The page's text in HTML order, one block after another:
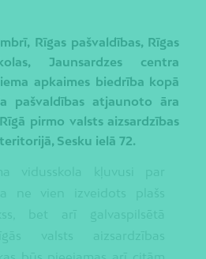
Rīgas pašvaldības, Rīgas
Jaunsardzes centra
apkaimes biedrība kopā
pašvaldības atjaunoto āra
pirmo valsts aizsardzības
Sesku ielā 72.